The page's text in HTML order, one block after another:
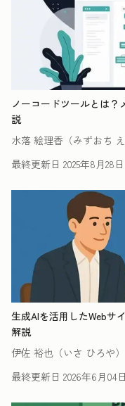
ノーコードツールとは
説
水落 絵理香（みずおち え
最終更新日 2025年8月28日
生成AIを活用したWebサ
解説
伊佐 裕也（いさ ひろや）
最終更新日 2026年6月04日